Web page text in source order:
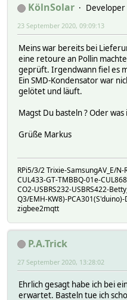
KölnSolar
Developer
23 September 2020, 09:09:13
Meins war bereits bei
eine retoure an Pollin
geprüft. Irgendwann fiel es
Ein SMD-Kondensator war
gelötet und läuft.
Magst Du basteln ? Oder
Grüße Markus
RPi5/3/2 Trixie-SamsungAV_E/N-
CUL433-GT-TMBBQ-01e-
CO2-USBRS232-USBRS422-
Q3/EMH-KW8)-
zigbee2mqtt
P.A.Trick
27 September 2020, 13:28:02
Ehrlich gesagt habe ich bei
erwartet. Basteln tue ich